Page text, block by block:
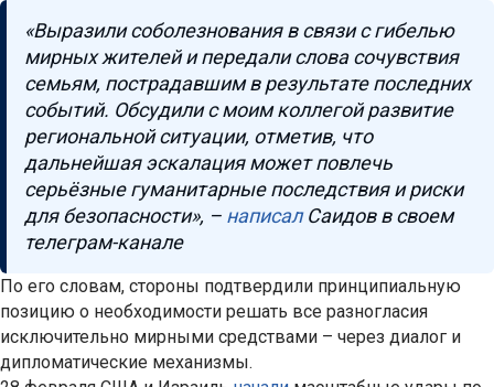
«Выразили соболезнования в связи с гибелью
мирных жителей и передали слова сочувствия
семьям, пострадавшим в результате последних
событий. Обсудили с моим коллегой развитие
региональной ситуации, отметив, что
дальнейшая эскалация может повлечь
серьёзные гуманитарные последствия и риски
для безопасности», – написалСаидов в своем
телеграм-канале
По его словам, стороны подтвердили принципиальную
позицию о необходимости решать все разногласия
исключительно мирными средствами – через диалог и
дипломатические механизмы.